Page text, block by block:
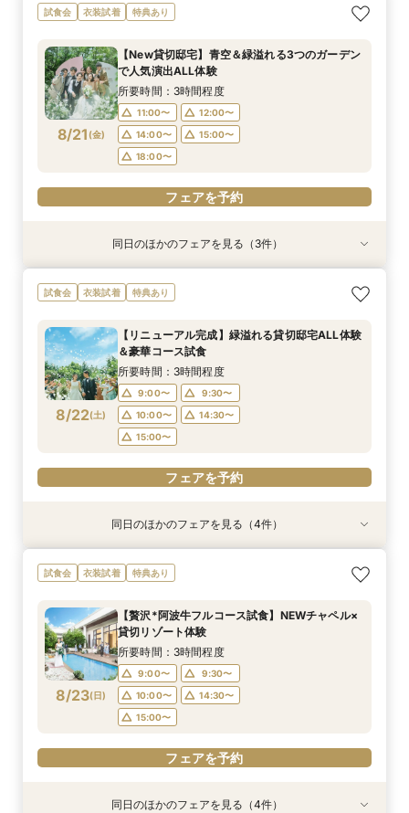
8/20(木)
【遠方の方◎オンライン相談会】スマホで簡単！
豪華10大特典付き
12:00〜
14:00〜
15:00〜
18:00〜
フェアを予約
8/20(木)
【おもてなし重視◎】料理ランクUP＆10大特典
★貸切体験＆相談会
11:00〜
12:00〜
14:00〜
15:00〜
17:30〜
フェアを予約
8/20(木)
【1組限定★貸切邸宅】少人数で挙式会食♪New
挙式体験＆豪華試食付き
11:00〜
12:00〜
14:00〜
15:00〜
17:30〜
フェアを予約
試食会 衣装試着 特典あり
8/21 (金)
【New貸切邸宅】青空＆緑溢れる3つのガーデン
で人気演出ALL体験
所要時間：3時間程度
11:00〜
12:00〜
14:00〜
15:00〜
18:00〜
フェアを予約
8/21(金)
【遠方の方◎オンライン相談会】スマホで簡単！
豪華10大特典付き
12:00〜
14:00〜
15:00〜
18:00〜
フェアを予約
衣装試着 特典あり
8/21(金)
【おもてなし重視◎】料理ランクUP＆10大特典
★貸切体験＆相談会
11:00〜
12:00〜
14:00〜
15:00〜
17:30〜
フェアを予約
衣装試着 特典あり
8/21(金)
【1組限定★貸切邸宅】少人数で挙式会食♪New
挙式体験＆豪華試食付き
11:00〜
12:00〜
14:00〜
15:00〜
17:30〜
フェアを予約
同日のほかのフェアを見る（3件）
試食会 衣装試着 特典あり
8/22(土)
【リニューアル完成】緑溢れる貸切邸宅ALL体験
＆豪華コース試食
所要時間：3時間程度
9:00〜
9:30〜
10:00〜
14:30〜
15:00〜
フェアを予約
8/22(土)
【遠方の方◎オンライン相談会】スマホで簡単！
豪華10大特典付き
9:30〜
10:00〜
14:30〜
15:00〜
フェアを予約
衣装試着 特典あり
8/22(土)
【少人数で挙式重視】アットホームなNewチャペ
ル体験&ドレス優待
9:00〜
9:30〜
10:00〜
14:30〜
15:00〜
フェアを予約
衣装試着 特典あり
8/22(土)
おもてなし体験【国産牛フィレ試食】料理ランク
UP＆New貸切邸宅
9:00〜
9:30〜
10:00〜
14:30〜
15:00〜
フェアを予約
衣装試着 特典あり
8/22(土)
【初めての見学にオススメ】見積りまでしっかり
相談★全館見学
9:00〜
9:30〜
10:00〜
14:30〜
15:00〜
フェアを予約
同日のほかのフェアを見る（4件）
試食会 衣装試着 特典あり
8/23(日)
【贅沢*阿波牛フルコース試食】NEWチャペル×
貸切リゾート体験
所要時間：3時間程度
9:00〜
9:30〜
10:00〜
14:30〜
15:00〜
フェアを予約
衣装試着 特典あり 動画あり
衣装試着 特典あり
衣装試着 特典あり
同日のほかのフェアを見る（4件）